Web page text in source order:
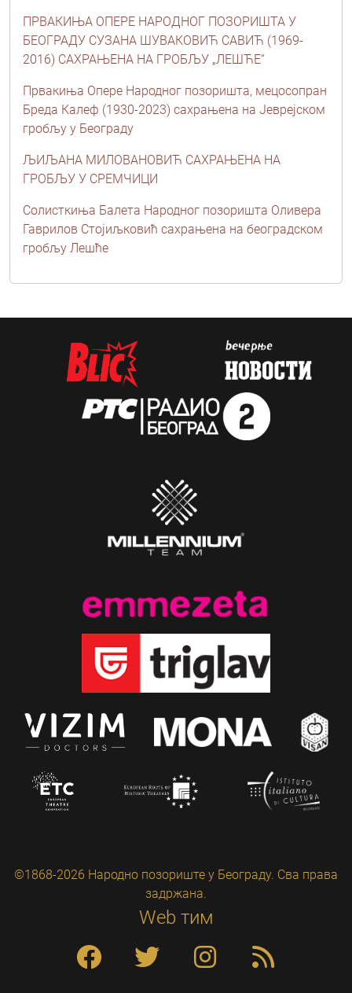
ПРВАКИЊА ОПЕРЕ НАРОДНОГ ПОЗОРИШТА У
БЕОГРАДУ СУЗАНА ШУВАКОВИЋ САВИЋ (1969-
2016) САХРАЊЕНА НА ГРОБЉУ „ЛЕШЋЕ“
Првакиња Опере Народног позоришта, мецосопран
Бреда Калеф (1930-2023) сахрањена на Јеврејском
гробљу у Београду
ЉИЉАНА МИЛОВАНОВИЋ САХРАЊЕНА НА
ГРОБЉУ У СРЕМЧИЦИ
Солисткиња Балета Народног позоришта Оливера
Гаврилов Стојиљковић сахрањена на београдском
гробљу Лешће
©1868-2026 Народно позориште у Београду. Сва права
задржана.
Web тим